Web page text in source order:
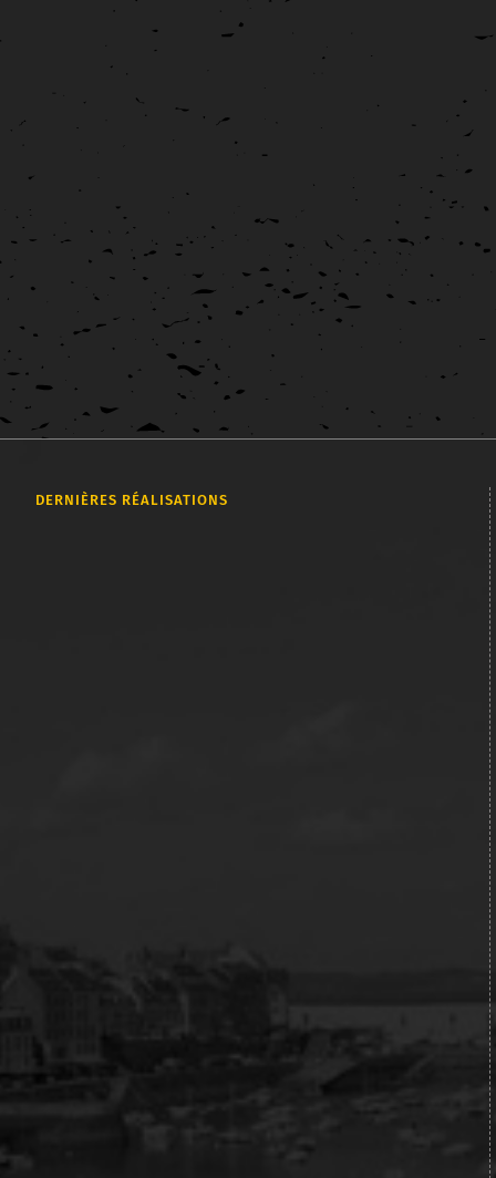
La mairie de Douarnenz m'a renouvelé sa confiance pour la
réalisation de la communication visuelle pour l'exposition
Palette DzArts 2020, regroupant 40 artistes et [...]
DERNIÈRES RÉALISATIONS